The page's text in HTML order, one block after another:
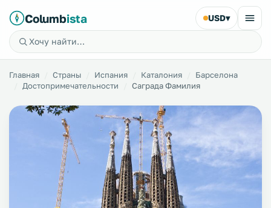
Columbista USD▾
Главная Страны Испания Каталония
Барселона
Достопримечательности
Саграда Фамилия